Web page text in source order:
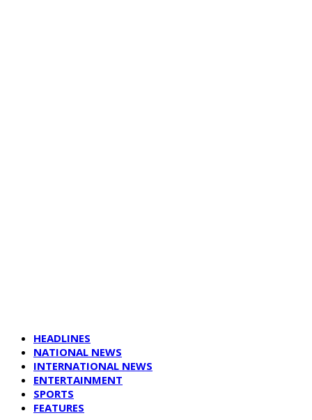
HEADLINES
NATIONAL NEWS
INTERNATIONAL NEWS
ENTERTAINMENT
SPORTS
FEATURES